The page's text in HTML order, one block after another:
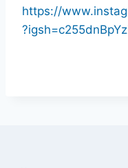
https://